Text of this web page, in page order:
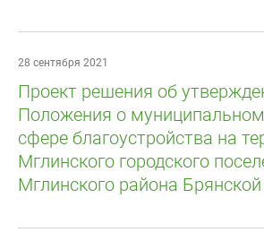
28 сентября 2021
Проект решения об
Положения о
сфере благоустройства на
Мглинского городского
Мглинского района